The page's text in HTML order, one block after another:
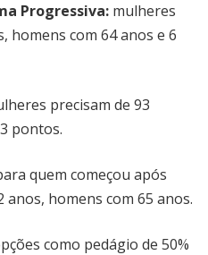
Progressiva: mulheres
homens com 64 anos e 6
precisam de 93
pontos.
quem começou após
anos, homens com 65 anos.
como pedágio de 50%